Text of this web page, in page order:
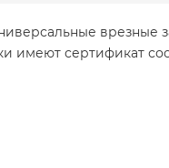
имеют сертификат